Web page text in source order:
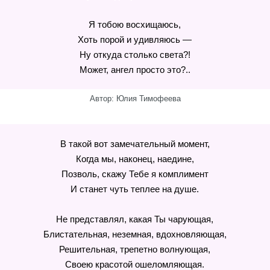
Я тобою восхищаюсь,
Хоть порой и удивляюсь —
Ну откуда столько света?!
Может, ангел просто это?..
Автор: Юлия Тимофеева
В такой вот замечательный момент,
Когда мы, наконец, наедине,
Позволь, скажу Тебе я комплимент
И станет чуть теплее на душе.
Не представлял, какая Ты чарующая,
Блистательная, неземная, вдохновляющая,
Решительная, трепетно волнующая,
Своею красотой ошеломляющая.